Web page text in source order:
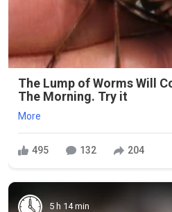
The Lump of Worms Will
The Morning. Try it
More
495 132 204
5 h 14 min